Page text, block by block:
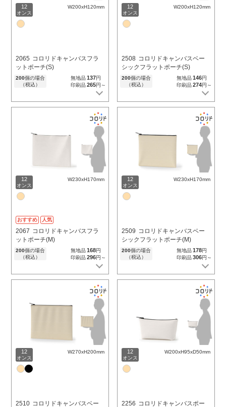
12
オンス
W200xH120mm
2065 コロリドキャンバスフラ
ットポーチ(S)
200個の場合
（税込）
無地品137円
印刷品265円～
12
オンス
W200xH120mm
2508 コロリドキャンバスベー
シックフラットポーチ(S)
200個の場合
（税込）
無地品146円
印刷品274円～
12
オンス
W230xH170mm
おすすめ 人気
2067 コロリドキャンバスフラ
ットポーチ(M)
200個の場合
（税込）
無地品168円
印刷品296円～
12
オンス
W230xH170mm
2509 コロリドキャンバスベー
シックフラットポーチ(M)
200個の場合
（税込）
無地品178円
印刷品306円～
12
オンス
W270xH200mm
2510 コロリドキャンバスベー
12
オンス
W200xH95xD50mm
2256 コロリドキャンバスポー